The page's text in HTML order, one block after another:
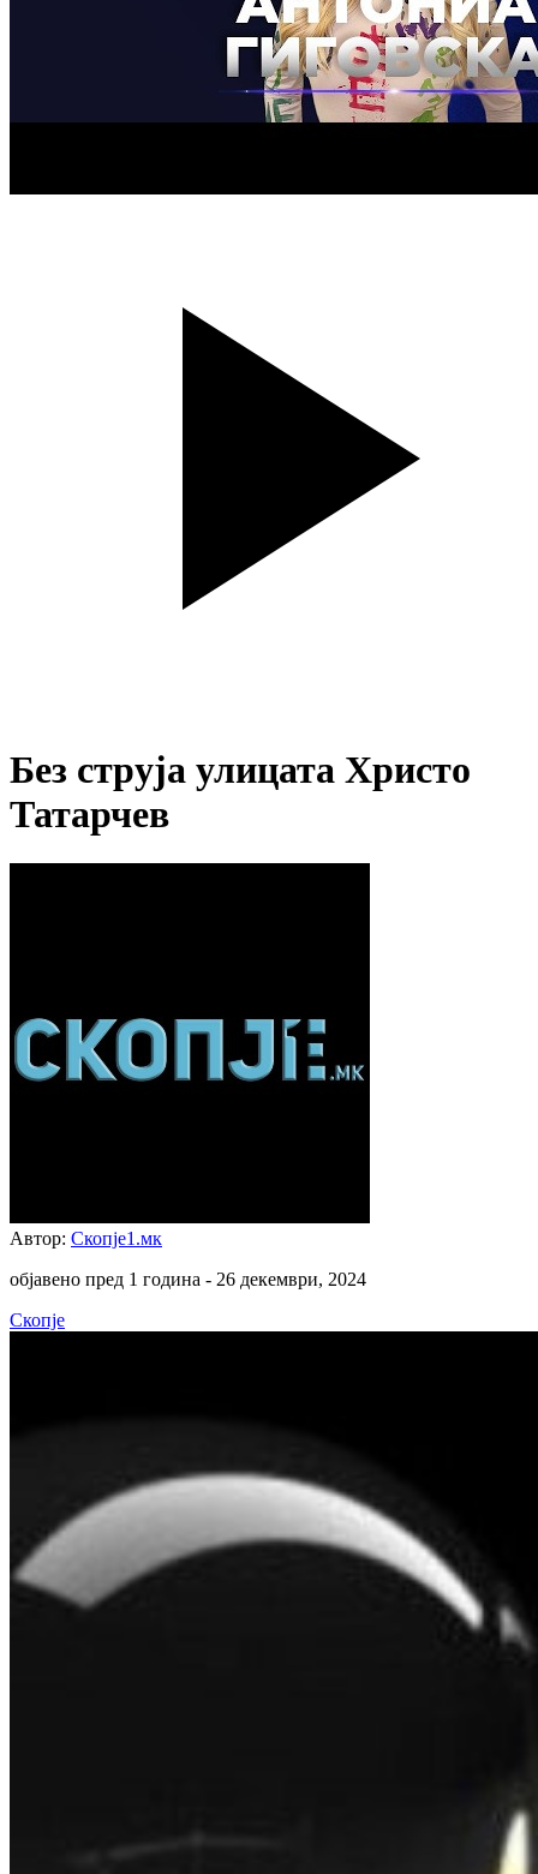
Без струја улицата Христо
Татарчев
Автор: Скопје1.мк
објавено пред 1 година - 26 декември, 2024
Скопје